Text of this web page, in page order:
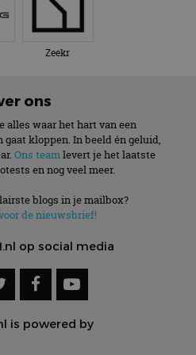
Zeekr
ons
alles waar het hart van een
kloppen. In beeld én geluid,
Ons teamlevert je het laatste
en nog veel meer.
blogs in je mailbox?
de nieuwsbrief!
op social media
is powered by